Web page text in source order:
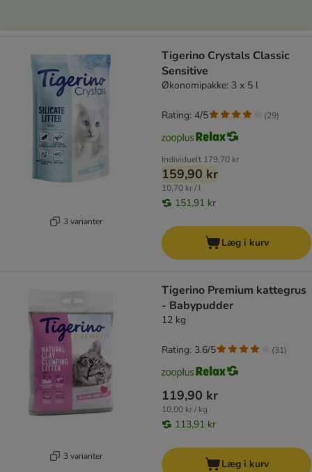
3 varianter
Tigerino Crystals Classic
Sensitive
Økonomipakke: 3 x 5 l
Individuelt 179,70 kr
159,90 kr
10,70 kr / l
151,91 kr
Rating: 4/5 (29)
Læg i kurv
3 varianter
Tigerino Premium kattegrus
- Babypudder
12 kg
119,90 kr
10,00 kr / kg
113,91 kr
Rating: 3.6/5 (31)
Læg i kurv